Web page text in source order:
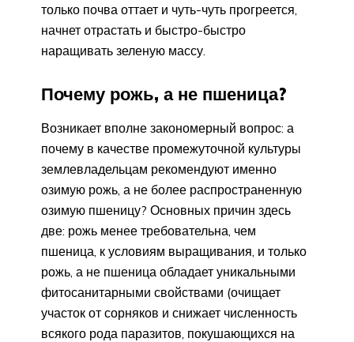
только почва оттает и чуть-чуть прогреется,
начнет отрастать и быстро-быстро
наращивать зеленую массу.
Почему рожь, а не пшеница?
Возникает вполне закономерный вопрос: а
почему в качестве промежуточной культуры
землевладельцам рекомендуют именно
озимую рожь, а не более распространенную
озимую пшеницу? Основных причин здесь
две: рожь менее требовательна, чем
пшеница, к условиям выращивания, и только
рожь, а не пшеница обладает уникальными
фитосанитарными свойствами (очищает
участок от сорняков и снижает численность
всякого рода паразитов, покушающихся на